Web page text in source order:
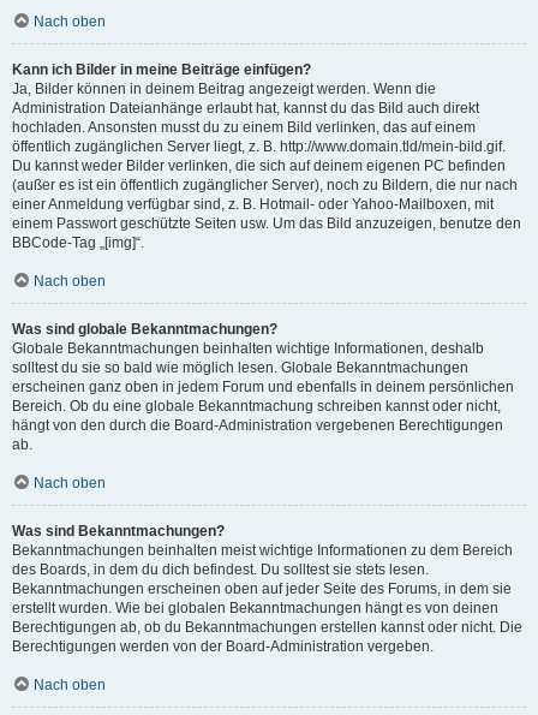
Nach oben
Kann ich Bilder in meine Beiträge einfügen?
Ja, Bilder können in deinem Beitrag angezeigt werden. Wenn die
Administration Dateianhänge erlaubt hat, kannst du das Bild auch direkt
hochladen. Ansonsten musst du zu einem Bild verlinken, das auf einem
öffentlich zugänglichen Server liegt, z. B. http://www.domain.tld/mein-bild.gif.
Du kannst weder Bilder verlinken, die sich auf deinem eigenen PC befinden
(außer es ist ein öffentlich zugänglicher Server), noch zu Bildern, die nur nach
einer Anmeldung verfügbar sind, z. B. Hotmail- oder Yahoo-Mailboxen, mit
einem Passwort geschützte Seiten usw. Um das Bild anzuzeigen, benutze den
BBCode-Tag „[img]“.
Nach oben
Was sind globale Bekanntmachungen?
Globale Bekanntmachungen beinhalten wichtige Informationen, deshalb
solltest du sie so bald wie möglich lesen. Globale Bekanntmachungen
erscheinen ganz oben in jedem Forum und ebenfalls in deinem persönlichen
Bereich. Ob du eine globale Bekanntmachung schreiben kannst oder nicht,
hängt von den durch die Board-Administration vergebenen Berechtigungen
ab.
Nach oben
Was sind Bekanntmachungen?
Bekanntmachungen beinhalten meist wichtige Informationen zu dem Bereich
des Boards, in dem du dich befindest. Du solltest sie stets lesen.
Bekanntmachungen erscheinen oben auf jeder Seite des Forums, in dem sie
erstellt wurden. Wie bei globalen Bekanntmachungen hängt es von deinen
Berechtigungen ab, ob du Bekanntmachungen erstellen kannst oder nicht. Die
Berechtigungen werden von der Board-Administration vergeben.
Nach oben